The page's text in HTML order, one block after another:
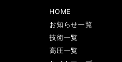
HOME
お知らせ一覧
技術一覧
高圧一覧